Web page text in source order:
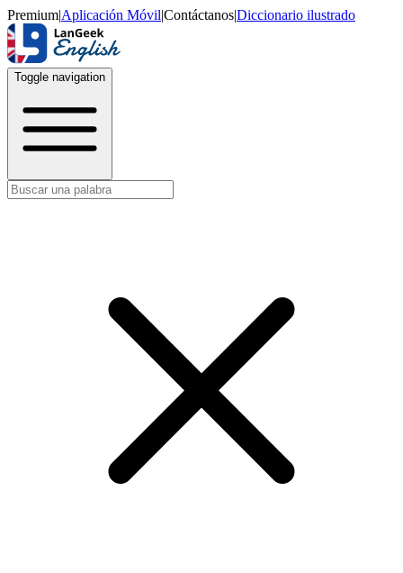
Premium|Aplicación Móvil|Contáctanos|Diccionario ilustrado
Toggle navigation